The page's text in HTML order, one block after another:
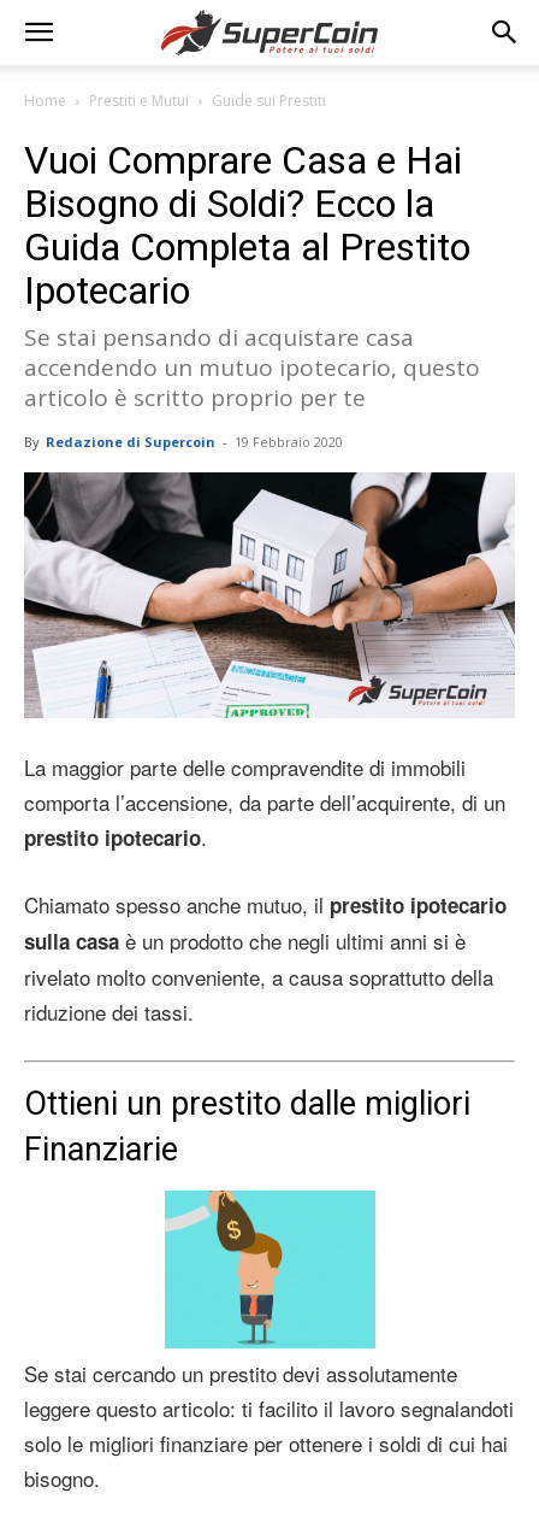
Home Prestiti e Mutui Guide sui Prestiti
Vuoi Comprare Casa e Hai
Bisogno di Soldi? Ecco la
Guida Completa al Prestito
Ipotecario
Se stai pensando di acquistare casa
accendendo un mutuo ipotecario, questo
articolo è scritto proprio per te
By Redazione di Supercoin - 19 Febbraio 2020
La maggior parte delle compravendite di immobili
comporta l’accensione, da parte dell’acquirente, di un
prestito ipotecario.
Chiamato spesso anche mutuo, il prestito ipotecario
sulla casa è un prodotto che negli ultimi anni si è
rivelato molto conveniente, a causa soprattutto della
riduzione dei tassi.
Ottieni un prestito dalle migliori
Finanziarie
Se stai cercando un prestito devi assolutamente
leggere questo articolo: ti facilito il lavoro segnalandoti
solo le migliori finanziare per ottenere i soldi di cui hai
bisogno.